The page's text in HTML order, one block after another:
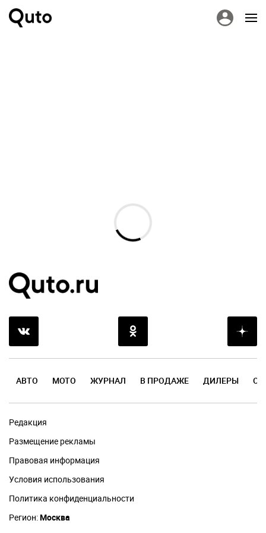
АВТО МОТО ЖУРНАЛ В ПРОДАЖЕ ДИЛЕРЫ
Редакция
Размещение рекламы
Правовая информация
Условия использования
Политика конфиденциальности
Регион:Москва